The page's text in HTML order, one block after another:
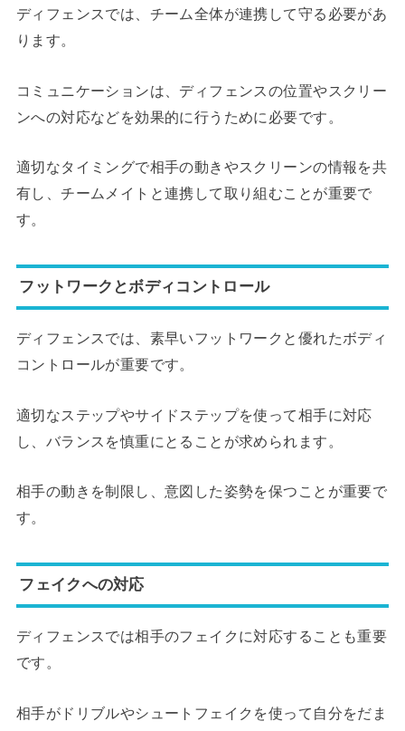
ディフェンスでは、チーム全体が連携して守る必要があ
ります。
コミュニケーションは、ディフェンスの位置やスクリー
ンへの対応などを効果的に行うために必要です。
適切なタイミングで相手の動きやスクリーンの情報を共
有し、チームメイトと連携して取り組むことが重要で
す。
フットワークとボディコントロール
ディフェンスでは、素早いフットワークと優れたボディ
コントロールが重要です。
適切なステップやサイドステップを使って相手に対応
し、バランスを慎重にとることが求められます。
相手の動きを制限し、意図した姿勢を保つことが重要で
す。
フェイクへの対応
ディフェンスでは相手のフェイクに対応することも重要
です。
相手がドリブルやシュートフェイクを使って自分をだま